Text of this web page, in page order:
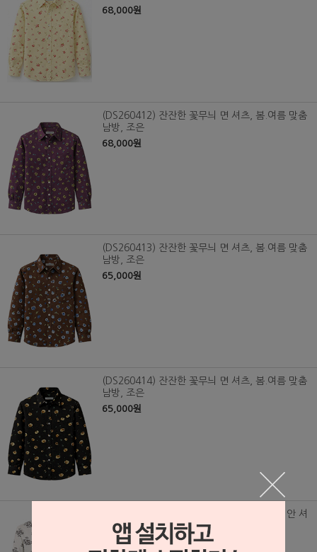
68,000원
(DS260412) 잔잔한 꽃무늬 면 셔츠, 봄.여름 맞춤
남방, 조은
68,000원
(DS260413) 잔잔한 꽃무늬 면 셔츠, 봄.여름 맞춤
남방, 조은
65,000원
(DS260414) 잔잔한 꽃무늬 면 셔츠, 봄.여름 맞춤
남방, 조은
65,000원
(DS260415) 여름전용 잔잔한 꽃무늬 하와이안 셔
츠, 레이온40수 맞춤 남방, 옷므니 수묵화
68,000원